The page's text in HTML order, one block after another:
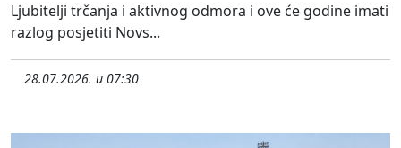
Ljubitelji trčanja i aktivnog odmora i ove će godine imati
razlog posjetiti Novs...
28.07.2026. u 07:30